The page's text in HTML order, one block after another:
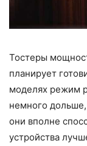
Тостеры
планирует
моделях режим
немного
они вполне
устройства